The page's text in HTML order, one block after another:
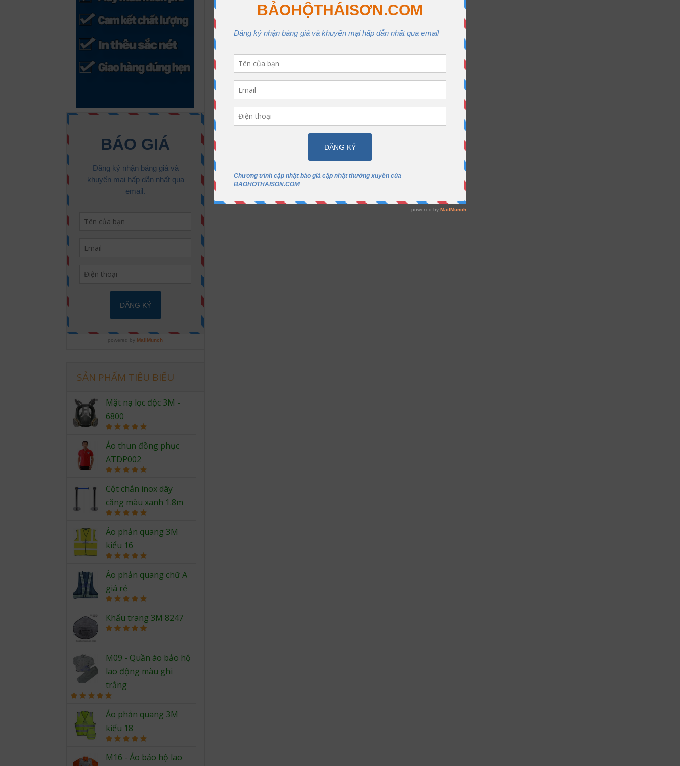
SẢN PHẨM TIÊU BIỂU
Mặt nạ lọc độc 3M -
6800
out of 5
Áo thun đồng phục
ATDP002
out of 5
Cột chắn inox dây
căng màu xanh 1.8m
out of 5
Áo phản quang 3M
kiểu 16
out of 5
Áo phản quang chữ A
giá rẻ
out of 5
Khẩu trang 3M 8247
M09 - Quần áo bảo hộ
lao động màu ghi
trắng
out of 5
Áo phản quang 3M
kiểu 18
out of 5
M16 - Áo bảo hộ lao